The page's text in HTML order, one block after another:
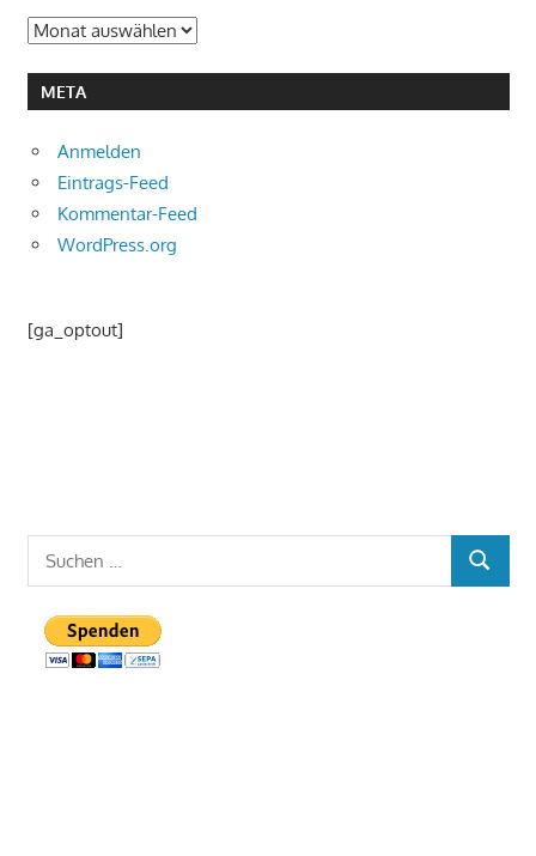
Archiv
META
Anmelden
Eintrags-Feed
Kommentar-Feed
WordPress.org
[ga_optout]
SUCHEN